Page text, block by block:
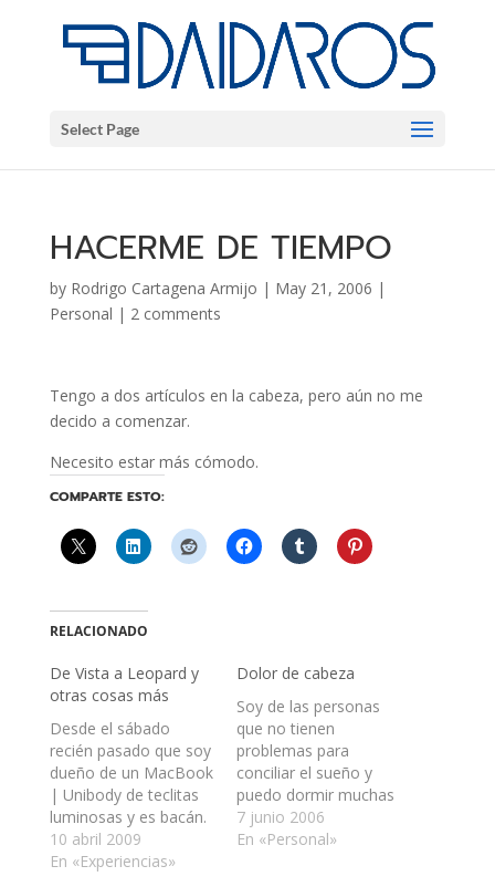
Select Page
HACERME DE TIEMPO
by Rodrigo Cartagena Armijo | May 21, 2006 |
Personal | 2 comments
Tengo a dos artículos en la cabeza, pero aún no me
decido a comenzar.
Necesito estar más cómodo.
COMPARTE ESTO:
RELACIONADO
De Vista a Leopard y
otras cosas más
Desde el sábado
recién pasado que soy
dueño de un MacBook
| Unibody de teclitas
luminosas y es bacán.
Tiene todo bien
hechito, bien UNIX,
10 abril 2009
En «Experiencias»
Dolor de cabeza
Soy de las personas
que no tienen
problemas para
conciliar el sueño y
puedo dormir muchas
horas. Eso, junto con
caminar, hacen que
7 junio 2006
En «Personal»